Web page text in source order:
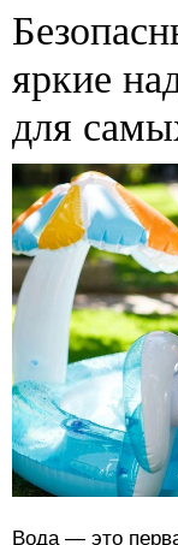
яркие
для
Вода — это